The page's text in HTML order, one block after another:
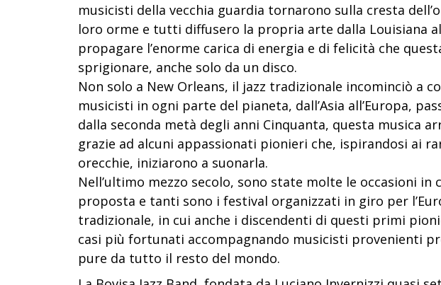
musicisti della vecchia guardia tornarono sulla cresta
loro orme e tutti diffusero la propria arte dalla Louisiana
propagare l’enorme carica di energia e di felicità che
sprigionare, anche solo da un disco.
Non solo a New Orleans, il jazz tradizionale incominciò a
musicisti in ogni parte del pianeta, dall’Asia all’Europa,
dalla seconda metà degli anni Cinquanta, questa musica
grazie ad alcuni appassionati pionieri che, ispirandosi ai
orecchie, iniziarono a suonarla.
Nell’ultimo mezzo secolo, sono state molte le occasioni in
proposta e tanti sono i festival organizzati in giro per
tradizionale, in cui anche i discendenti di questi primi
casi più fortunati accompagnando musicisti provenienti
pure da tutto il resto del mondo.